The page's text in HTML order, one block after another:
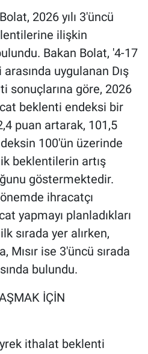
2026 yılı 3'üncü
ilişkin
Bakan Bolat, '4-17
uygulanan Dış
sonuçlarına göre, 2026
beklenti endeksi bir
puan artarak, 101,5
100'ün üzerinde
beklentilerin artış
göstermektedir.
ihracatçı
yapmayı planladıkları
sırada yer alırken,
Mısır ise 3'üncü sırada
bulundu.
İÇİN
ithalat beklenti